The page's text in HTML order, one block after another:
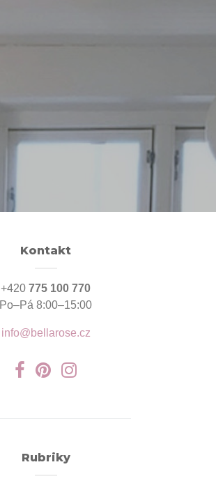
Kontakt
+420 775 100 770
Po–Pá 8:00–15:00
info@bellarose.cz
Rubriky